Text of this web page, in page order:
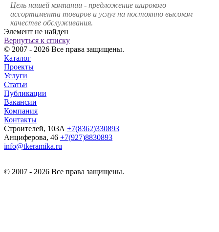
Цель нашей компании - предложение широкого
ассортимента товаров и услуг на постоянно высоком
качестве обслуживания.
Элемент не найден
Вернуться к списку
© 2007 - 2026 Все права защищены.
Каталог
Проекты
Услуги
Статьи
Публикации
Вакансии
Компания
Контакты
Строителей, 103А +7(8362)330893
Анциферова, 46 +7(927)8830893
info@tkeramika.ru
© 2007 - 2026 Все права защищены.